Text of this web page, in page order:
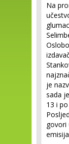
Na
je
sada
13 i
govori